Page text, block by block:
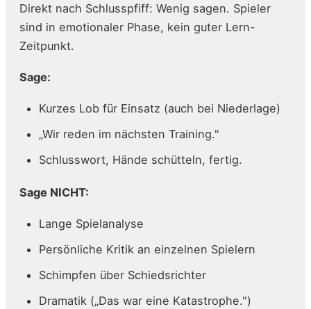
Direkt nach Schlusspfiff: Wenig sagen. Spieler
sind in emotionaler Phase, kein guter Lern-
Zeitpunkt.
Sage:
Kurzes Lob für Einsatz (auch bei Niederlage)
„Wir reden im nächsten Training."
Schlusswort, Hände schütteln, fertig.
Sage NICHT:
Lange Spielanalyse
Persönliche Kritik an einzelnen Spielern
Schimpfen über Schiedsrichter
Dramatik („Das war eine Katastrophe.")